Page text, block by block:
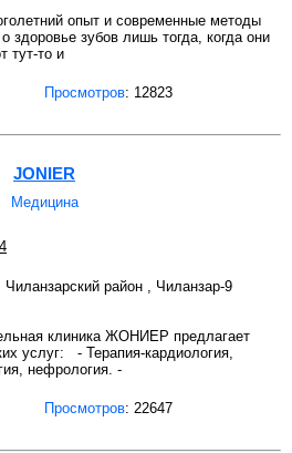
опыт и современные методы
зубов лишь тогда, когда они
тут-то и
Просмотров: 12823
JONIER
Медицина
Чиланзарский район , Чиланзар-9
клиника ЖОНИЕР предлагает
услуг: - Терапия-кардиология,
нефрология. -
Просмотров: 22647